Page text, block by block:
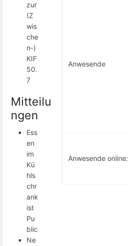
Anwesende
Anwesende online:
zur
(Z
wis
che
n-)
KIF
50.
7
Mitteilu
ngen
Ess
en
im
Kü
hls
chr
ank
ist
Pu
blic
Ne